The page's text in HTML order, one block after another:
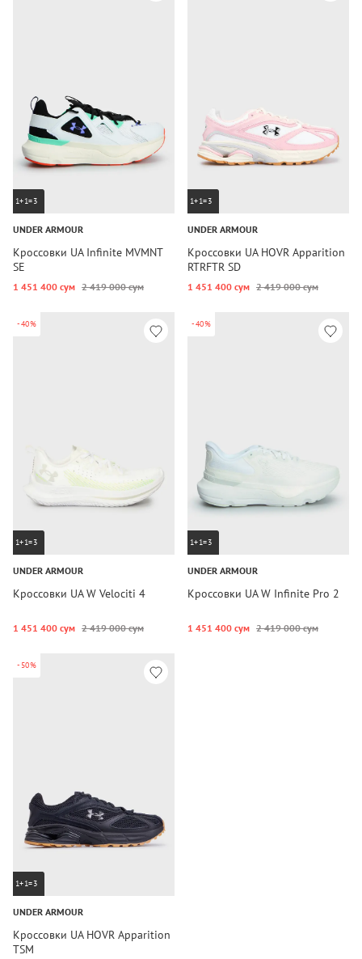
1+1=3
UNDER ARMOUR
Кроссовки UA Infinite MVMNT
SE
1 451 400 сум 2 419 000 сум
1+1=3
UNDER ARMOUR
Кроссовки UA HOVR Apparition
RTRFTR SD
1 451 400 сум 2 419 000 сум
-40%
1+1=3
UNDER ARMOUR
Кроссовки UA W Velociti 4
1 451 400 сум 2 419 000 сум
-40%
1+1=3
UNDER ARMOUR
Кроссовки UA W Infinite Pro 2
1 451 400 сум 2 419 000 сум
-50%
1+1=3
UNDER ARMOUR
Кроссовки UA HOVR Apparition
TSM